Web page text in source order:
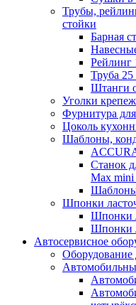
Трубы,
стойки
Барная
Рейлинг
Труба
Штанги
Уголки
Фурнитура
Цоколь
Шаблоны,
Станок
Max mini
Шпонки
Шпонки
Шпонки
Автосервисное